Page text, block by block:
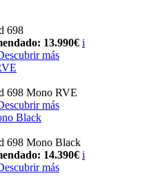
698
13.990€ i
más
698 Mono RVE
más
Black
698 Mono Black
14.390€ i
más